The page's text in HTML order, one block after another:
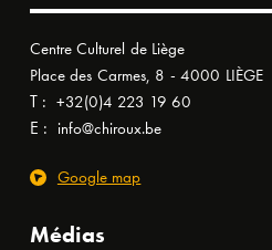
Centre Culturel de Liège
Place des Carmes, 8 - 4000 LIÈGE
T : +32(0)4 223 19 60
E : info@chiroux.be
Google map
Médias